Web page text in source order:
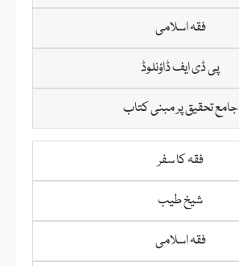
فقہ اسلامی
پی ڈی ایف ڈاؤنلوڈ
جامع تحقیق پر مبنی کتاب
فقہ کا سفر
شیخ طیب
فقہ اسلامی